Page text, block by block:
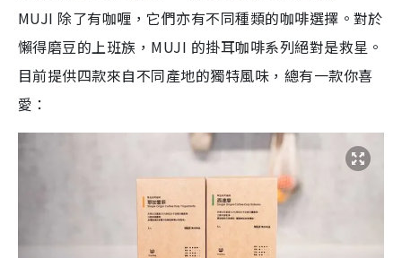
MUJI 除了有咖喱，它們亦有不同種類的咖啡選擇。對於
懶得磨豆的上班族，MUJI 的掛耳咖啡系列絕對是救星。
目前提供四款來自不同產地的獨特風味，總有一款你喜
愛：